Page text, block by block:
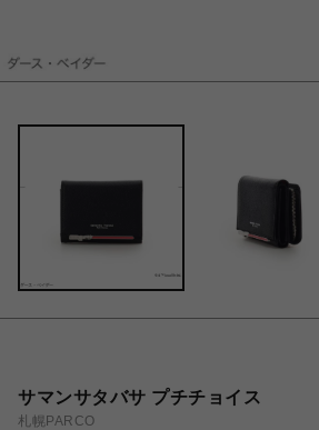
サマンサタバサ プチチョイス
札幌PARCO